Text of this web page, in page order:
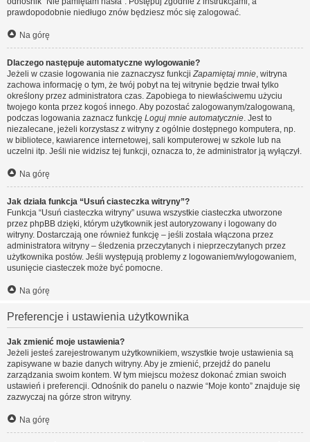
prawdopodobnie niedługo znów będziesz móc się zalogować.
Na górę
Dlaczego następuje automatyczne wylogowanie?
Jeżeli w czasie logowania nie zaznaczysz funkcjiZapamiętaj mnie, witryna
zachowa informację o tym, że twój pobyt na tej witrynie będzie trwał tylko
określony przez administratora czas. Zapobiega to niewłaściwemu użyciu
twojego konta przez kogoś innego. Aby pozostać zalogowanym/zalogowaną,
podczas logowania zaznacz funkcję Loguj mnie automatycznie. Jest to
niezalecane, jeżeli korzystasz z witryny z ogólnie dostępnego komputera, np.
w bibliotece, kawiarence internetowej, sali komputerowej w szkole lub na
uczelni itp. Jeśli nie widzisz tej funkcji, oznacza to, że administrator ją wyłączył.
Na górę
Jak działa funkcja “Usuń ciasteczka witryny”?
Funkcja “Usuń ciasteczka witryny” usuwa wszystkie ciasteczka utworzone
przez phpBB dzięki, którym użytkownik jest autoryzowany i logowany do
witryny. Dostarczają one również funkcję – jeśli została włączona przez
administratora witryny – śledzenia przeczytanych i nieprzeczytanych przez
użytkownika postów. Jeśli występują problemy z logowaniem/wylogowaniem,
usunięcie ciasteczek może być pomocne.
Na górę
Preferencje i ustawienia użytkownika
Jak zmienić moje ustawienia?
Jeżeli jesteś zarejestrowanym użytkownikiem, wszystkie twoje ustawienia są
zapisywane w bazie danych witryny. Aby je zmienić, przejdź do panelu
zarządzania swoim kontem. W tym miejscu możesz dokonać zmian swoich
ustawień i preferencji. Odnośnik do panelu o nazwie “Moje konto” znajduje się
zazwyczaj na górze stron witryny.
Na górę